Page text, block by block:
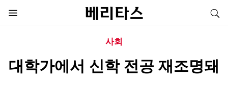
사회
대학가에서 신학 전공 재조명돼